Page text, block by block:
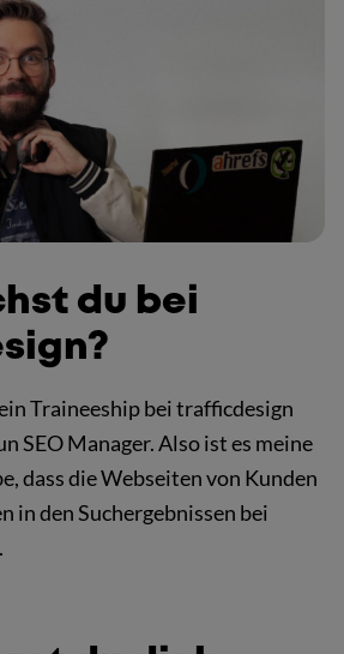
du bei
Traineeship bei trafficdesign
SEO Manager. Also ist es meine
dass die Webseiten von Kunden
in den Suchergebnissen bei